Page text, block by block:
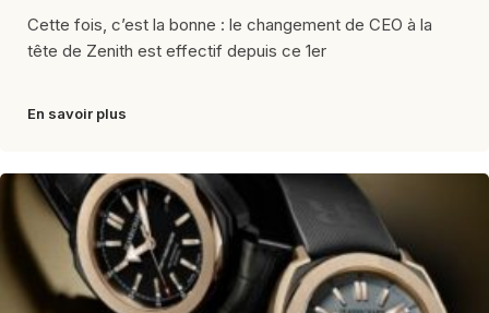
Cette fois, c’est la bonne : le changement de CEO à la
tête de Zenith est effectif depuis ce 1er
En savoir plus